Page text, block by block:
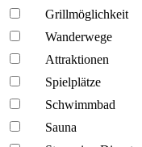
Grillmöglich­keit
Wanderwege
Attraktionen
Spielplätze
Schwimmbad
Sauna